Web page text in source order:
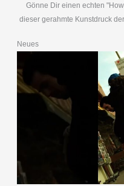
Gönne Dir einen echten
dieser gerahmte Kunstdruck
Neues